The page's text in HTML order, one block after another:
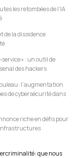
les retombées de l’IA
de la dissidence
» : un outil de
des hackers
: l’augmentation
de cybersécurité dans
riche en défis pour
: que nous